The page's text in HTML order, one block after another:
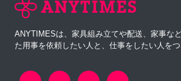
ANYTIMESは、家具組み立てや配送、家事な
た用事を依頼したい人と、仕事をしたい人をつ